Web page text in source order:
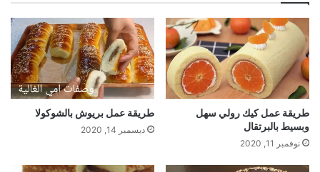
طريقة عمل كيك رولي سهل
وبسيط بالبرتقال
نوفمبر 11, 2020
طريقة عمل بريوش بالشوكولا
ديسمبر 14, 2020